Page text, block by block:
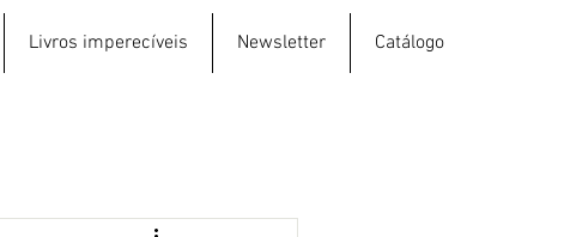
Livros imperecíveis Newsletter Catálogo